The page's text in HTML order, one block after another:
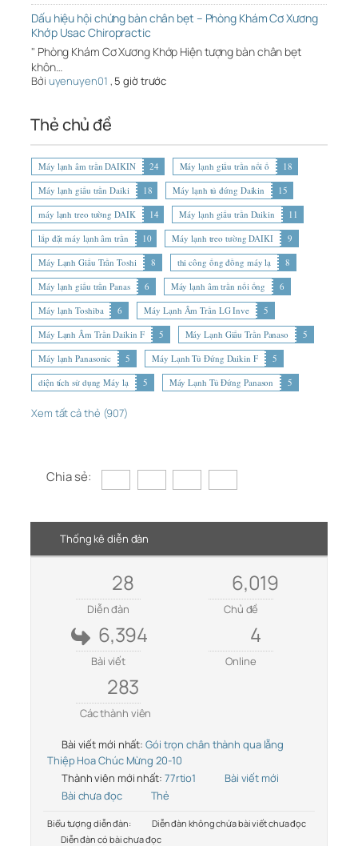
Dấu hiệu hội chứng bàn chân bẹt – Phòng Khám Cơ Xương
Khớp Usac Chiropractic
" Phòng Khám Cơ Xương Khớp Hiện tượng bàn chân bẹt
khôn…
Bởi uyenuyen01 , 5 giờ trước
Thẻ chủ đề
Máy lạnh âm trần DAIKIN 24 Máy lạnh giấu trần nối ố
18
Máy lạnh giấu trần Daiki
18 Máy lạnh tủ đứng Daikin
15
máy lạnh treo tường DAIK
14 Máy lạnh giấu trần Daikin
11
lắp đặt máy lạnh âm trần
10 Máy lạnh treo tường DAIKI
9
Máy Lạnh Giấu Trần Toshi
8 thi công ống đồng máy lạ
8
Máy lạnh giấu trần Panas
6 Máy lạnh âm trần nối ống
6
Máy lạnh Toshiba
6 Máy Lạnh Âm Trần LG Inve
5
Máy Lạnh Âm Trần Daikin F
5 Máy Lạnh Giấu Trần Panaso
5
Máy lạnh Panasonic
5 Máy Lạnh Tủ Đứng Daikin F
5
diện tích sử dụng Máy lạ
5 Máy Lạnh Tủ Đứng Panason 5
Xem tất cả thẻ (907)
Chia sẻ:
Thống kê diễn đàn
28
Diễn đàn
6,019
Chủ đề
6,394
Bài viết
4
Online
283
Các thành viên
Bài viết mới nhất: Gói trọn chân thành qua lẵng
Thiệp Hoa Chúc Mừng 20-10
Thành viên mới nhất: 77rtio1
Bài viết mới
Bài chưa đọc
Thẻ
Biểu tượng diễn đàn:
Diễn đàn không chứa bài viết chưa đọc
Diễn đàn có bài chưa đọc